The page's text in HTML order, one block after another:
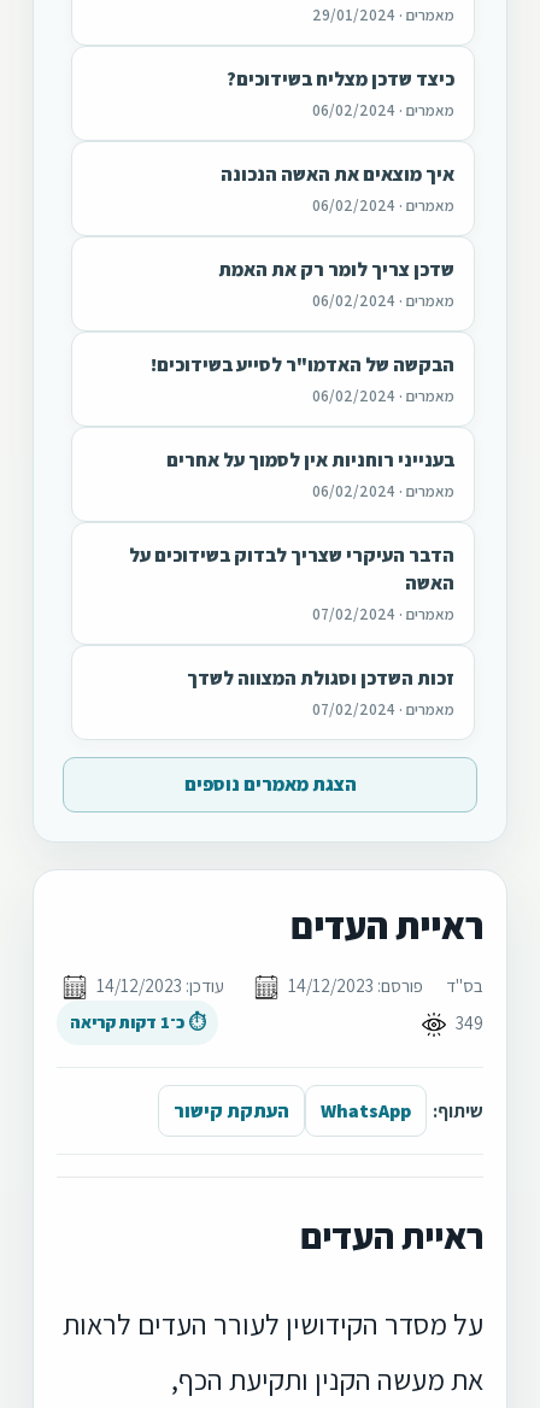
מאמרים · 29/01/2024
כיצד שדכן מצליח בשידוכים?
מאמרים · 06/02/2024
איך מוצאים את האשה הנכונה
מאמרים · 06/02/2024
שדכן צריך לומר רק את האמת
מאמרים · 06/02/2024
הבקשה של האדמו"ר לסייע בשידוכים!
מאמרים · 06/02/2024
בענייני רוחניות אין לסמוך על אחרים
מאמרים · 06/02/2024
הדבר העיקרי שצריך לבדוק בשידוכים על
האשה
מאמרים · 07/02/2024
זכות השדכן וסגולת המצווה לשדך
מאמרים · 07/02/2024
הצגת מאמרים נוספים
ראיית העדים
בס"ד פורסם: 14/12/2023
עודכן: 14/12/2023
349
⏱ כ־1 דקות קריאה
שיתוף: WhatsApp העתקת קישור
ראיית העדים
על מסדר הקידושין לעורר העדים לראות
את מעשה הקנין ותקיעת הכף,